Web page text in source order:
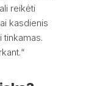
reikėti
kasdienis
tinkamas.